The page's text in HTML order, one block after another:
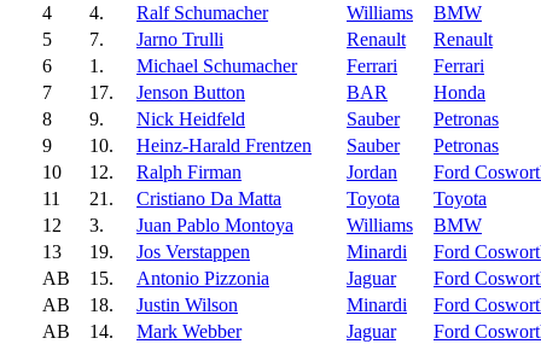
4
4. Ralf Schumacher Williams
BMW
5
7. Jarno Trulli Renault
Renault
6
1. Michael Schumacher Ferrari
Ferrari
7
17. Jenson Button BAR
Honda
8
9. Nick Heidfeld Sauber
Petronas
9
10. Heinz-Harald Frentzen Sauber
Petronas
10
12. Ralph Firman Jordan
Ford
11
21. Cristiano Da Matta Toyota
Toyota
12
3. Juan Pablo Montoya Williams
BMW
13
19. Jos Verstappen Minardi
Ford
AB
15. Antonio Pizzonia Jaguar
Ford
AB
18. Justin Wilson Minardi
Ford
AB
14. Mark Webber Jaguar
Ford